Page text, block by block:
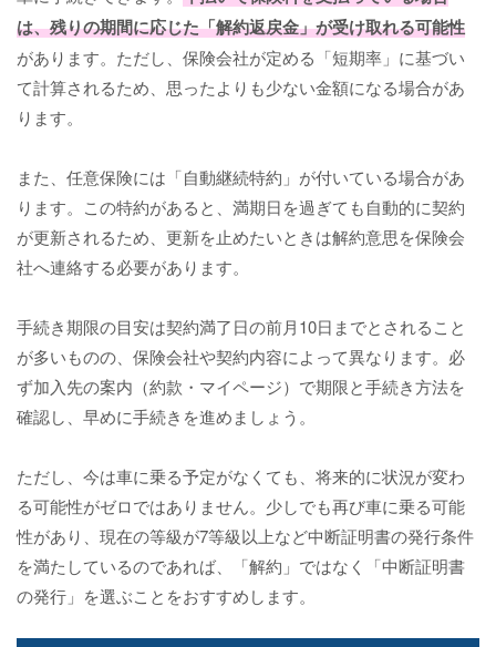
は、残りの期間に応じた「解約返戻金」が受け取れる可能性
があります。ただし、保険会社が定める「短期率」に基づい
て計算されるため、思ったよりも少ない金額になる場合があ
ります。
また、任意保険には「自動継続特約」が付いている場合があ
ります。この特約があると、満期日を過ぎても自動的に契約
が更新されるため、更新を止めたいときは解約意思を保険会
社へ連絡する必要があります。
手続き期限の目安は契約満了日の前月10日までとされること
が多いものの、保険会社や契約内容によって異なります。必
ず加入先の案内（約款・マイページ）で期限と手続き方法を
確認し、早めに手続きを進めましょう。
ただし、今は車に乗る予定がなくても、将来的に状況が変わ
る可能性がゼロではありません。少しでも再び車に乗る可能
性があり、現在の等級が7等級以上など中断証明書の発行条件
を満たしているのであれば、「解約」ではなく「中断証明書
の発行」を選ぶことをおすすめします。